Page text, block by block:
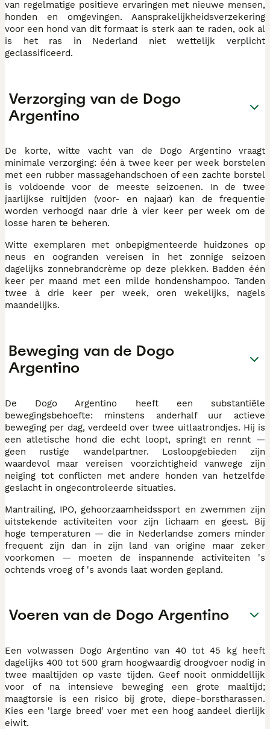
van regelmatige positieve ervaringen met nieuwe mensen,
honden en omgevingen. Aansprakelijkheidsverzekering
voor een hond van dit formaat is sterk aan te raden, ook al
is het ras in Nederland niet wettelijk verplicht
geclassificeerd.
Verzorging van de Dogo
Argentino
De korte, witte vacht van de Dogo Argentino vraagt
minimale verzorging: één à twee keer per week borstelen
met een rubber massagehandschoen of een zachte borstel
is voldoende voor de meeste seizoenen. In de twee
jaarlijkse ruitijden (voor- en najaar) kan de frequentie
worden verhoogd naar drie à vier keer per week om de
losse haren te beheren.
Witte exemplaren met onbepigmenteerde huidzones op
neus en oogranden vereisen in het zonnige seizoen
dagelijks zonnebrandcrème op deze plekken. Badden één
keer per maand met een milde hondenshampoo. Tanden
twee à drie keer per week, oren wekelijks, nagels
maandelijks.
Beweging van de Dogo
Argentino
De Dogo Argentino heeft een substantiële
bewegingsbehoefte: minstens anderhalf uur actieve
beweging per dag, verdeeld over twee uitlaatrondjes. Hij is
een atletische hond die echt loopt, springt en rennt —
geen rustige wandelpartner. Losloopgebieden zijn
waardevol maar vereisen voorzichtigheid vanwege zijn
neiging tot conflicten met andere honden van hetzelfde
geslacht in ongecontroleerde situaties.
Mantrailing, IPO, gehoorzaamheidssport en zwemmen zijn
uitstekende activiteiten voor zijn lichaam en geest. Bij
hoge temperaturen — die in Nederlandse zomers minder
frequent zijn dan in zijn land van origine maar zeker
voorkomen — moeten de inspannende activiteiten 's
ochtends vroeg of 's avonds laat worden gepland.
Voeren van de Dogo Argentino
Een volwassen Dogo Argentino van 40 tot 45 kg heeft
dagelijks 400 tot 500 gram hoogwaardig droogvoer nodig in
twee maaltijden op vaste tijden. Geef nooit onmiddellijk
voor of na intensieve beweging een grote maaltijd;
maagtorsie is een risico bij grote, diepe-borstharassen.
Kies een 'large breed' voer met een hoog aandeel dierlijk
eiwit.